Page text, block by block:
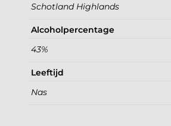
Schotland Highlands
Alcoholpercentage
43%
Leeftijd
Nas